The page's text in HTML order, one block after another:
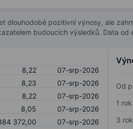
dlouhodobé pozitivní výnosy, ale
budoucích výsledků. Data
8,22
07-srp-2026
8,23
07-srp-2026
8,22
07-srp-2026
8,05
07-srp-2026
372,00
07-srp-2026
Od
1 rok
3